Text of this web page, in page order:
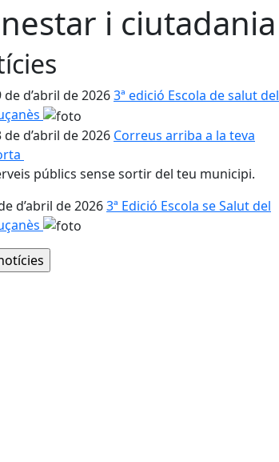
i ciutadania
de d’abril de 20263ª edició Escola de salut del
de d’abril de 2026 Correus arriba a la teva
públics sense sortir del teu municipi.
d’abril de 20263ª Edició Escola se Salut del